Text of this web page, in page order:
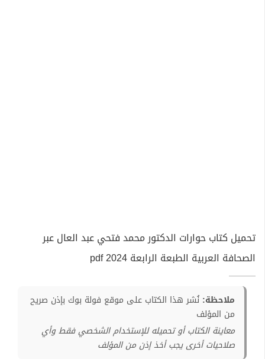
تحميل كتاب حوارات الدكتور محمد فتحي عبد العال عبر
الصحافة العربية الطبعة الرابعة 2024 pdf
ملاحظة: نُشر هذا الكتاب على موقع فولة بوك بإذن صريح
من المؤلف
معاينة الكتاب أو تحميله للإستخدام الشخصي فقط وأي
صلاحيات أخرى يجب أخذ إذن من المؤلف